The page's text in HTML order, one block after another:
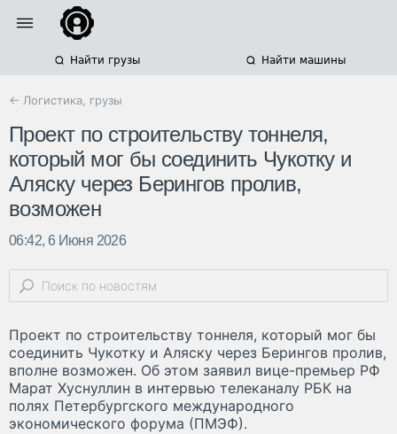
Найти грузы Найти машины
← Логистика, грузы
Проект по строительству тоннеля,
который мог бы соединить Чукотку и
Аляску через Берингов пролив,
возможен
06:42, 6 Июня 2026
Проект по строительству тоннеля, который мог бы
соединить Чукотку и Аляску через Берингов пролив,
вполне возможен. Об этом заявил вице-премьер РФ
Марат Хуснуллин в интервью телеканалу РБК на
полях Петербургского международного
экономического форума (ПМЭФ).